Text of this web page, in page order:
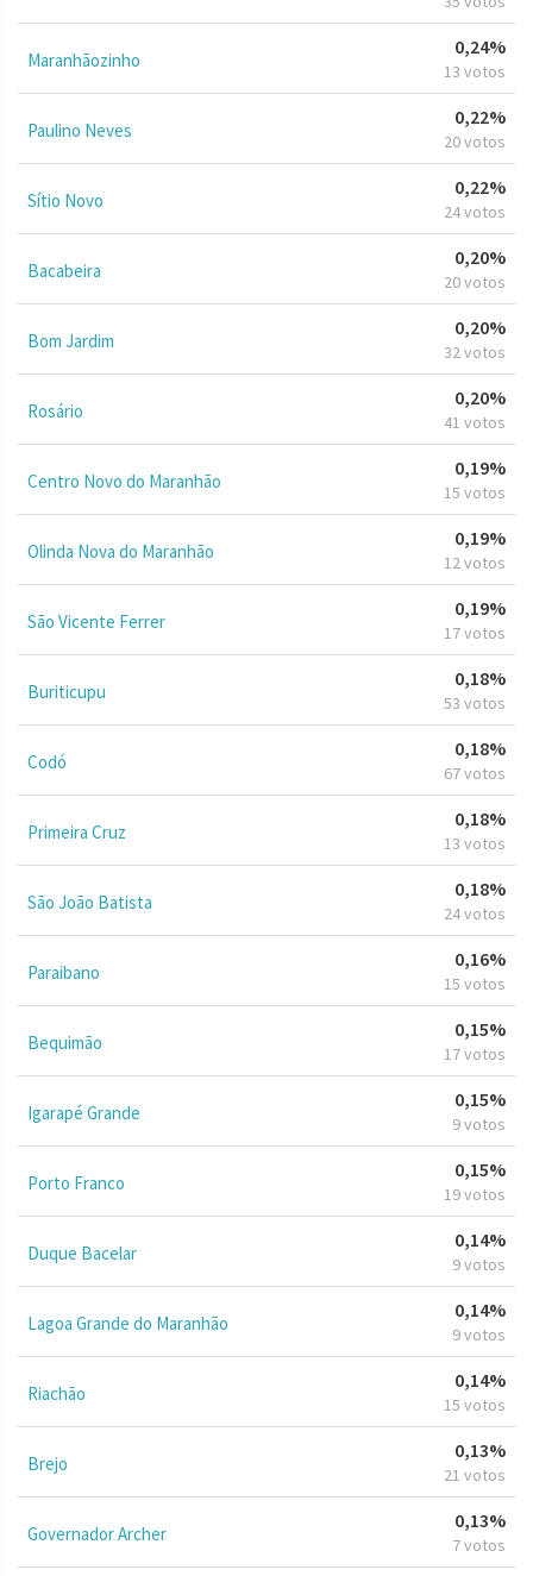
Maranhãozinho
0,24%
13 votos
Paulino Neves
0,22%
20 votos
Sítio Novo
0,22%
24 votos
Bacabeira
0,20%
20 votos
Bom Jardim
0,20%
32 votos
Rosário
0,20%
41 votos
Centro Novo do Maranhão
0,19%
15 votos
Olinda Nova do Maranhão
0,19%
12 votos
São Vicente Ferrer
0,19%
17 votos
Buriticupu
0,18%
53 votos
Codó
0,18%
67 votos
Primeira Cruz
0,18%
13 votos
São João Batista
0,18%
24 votos
Paraibano
0,16%
15 votos
Bequimão
0,15%
17 votos
Igarapé Grande
0,15%
9 votos
Porto Franco
0,15%
19 votos
Duque Bacelar
0,14%
9 votos
Lagoa Grande do Maranhão
0,14%
9 votos
Riachão
0,14%
15 votos
Brejo
0,13%
21 votos
Governador Archer
0,13%
7 votos